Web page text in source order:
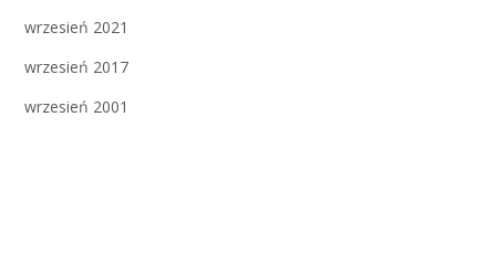
wrzesień 2021
wrzesień 2017
wrzesień 2001